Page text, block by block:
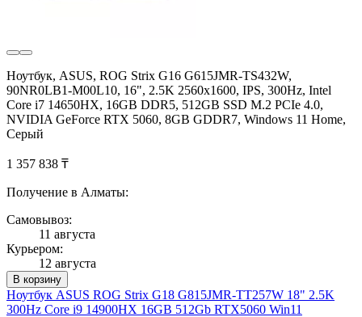
Ноутбук, ASUS, ROG Strix G16 G615JMR-TS432W,
90NR0LB1-M00L10, 16", 2.5K 2560x1600, IPS, 300Hz, Intel
Core i7 14650HX, 16GB DDR5, 512GB SSD M.2 PCIe 4.0,
NVIDIA GeForce RTX 5060, 8GB GDDR7, Windows 11 Home,
Серый
1 357 838 ₸
Получение в Алматы:
Самовывоз:
11 августа
Курьером:
12 августа
В корзину
Ноутбук ASUS ROG Strix G18 G815JMR-TT257W 18" 2.5K
300Hz Core i9 14900HX 16GB 512Gb RTX5060 Win11